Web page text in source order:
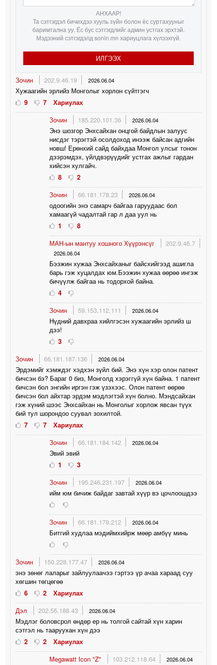
АНХААР!
Та сэтгэгдэл бичихдээ хууль зүйн болон ёс суртахууныг
баримтална уу. Ёс бус сэтгэгдлийг админ устгах эрхтэй.
Мэдээний сэтгэгдэлд sonin.mn хариуцлага хүлээхгүй.
ИЛГЭЭХ
Зочин 202.9.46.19 2026.06.04
Хужаагийн эрлийз Монголыг хорлон сүйтгэгч
9
7
Хариулах
Зочин
185.220.101.36 2026.06.04
Энэ шозгор Энхсайхан онцгой байдлын залуус
нисдэг тэрэгтэй осолдоход инээж байсан адгийн
новш! Ерөнхий сайд байхдаа Монгол улсыг тонон
дээрэмдэх, үйлдвэрүүдийг устгах ажлыг гардан
хийсэн хулгайч.
8
2
Зочин
66.181.178.23 2026.06.04
одоогийн энэ самарч байгаа гаруудаас бол
хамаагүй чадалтай гар л даа уул нь
1
8
МАН-ын мантуу хошного Хүүрэнсүг
202.9.46.7
2026.06.04
Бээжин хужаа Энхсайханыг байсхийгээд ашигла
барь гэж хуцалдах юм.Бээжин хужаа өөрөө ингэж
бичүүлж байгаа нь тодорхой байна.
4
Зочин
59.153.112.111 2026.06.04
Нүдний давхраа хийлгэсэн хужаагийн эрлийз ш
дээ!
3
Зочин
66.181.187.136 2026.06.04
Эрдэмийг хэмждэг хэдхэн зүйл бий. Энэ хүн хэр олон патент
бичсэн бэ? Бараг 0 биз, Монголд хэрэггүй хүн байна. 1 патент
бичсэн бол энгийн иргэн гэж үзэхээс. Олон патент өөрөө
бичсэн бол айхтар эрдэм мэдлэгтэй хүн болно. Мэндсайхан
гэж хүний шээс Энхсайхан нь Монголыг хорлож явсан түүх
бий тул шорондоо суувал зохилтой.
7
7
Хариулах
Зочин
66.181.184.142 2026.06.04
Эвий эвий
1
3
Зочин
195.246.231.197 2026.06.04
ийм юм бичиж байдаг завтай хүүр вэ цочлоошдээ
Зочин 66.181.179.212 2026.06.04
Битгий худлаа мэдиймхийрж мөөр амбүү минь
Зочин 150.228.177.47 2026.06.04
энэ зөнөг лаларыг зайлуулаачээ гэртээ үр ачаа хараад суу
хөгшин төгцөгөө
6
2
Хариулах
Дэл
202.55.188.43 2026.06.04
Мэдлэг боловсрол өндөр ер нь толгой сайтай хүн харин
сэтгэл нь тааруухан хүн дээ
2
2
Хариулах
Megawatt Icon "Z"
103.212.118.64 2026.06.04